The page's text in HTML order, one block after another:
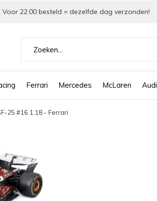
Ferrari Mercedes McLaren Audi
Voor 22:00 besteld = dezelfde dag verzonden!
25 #16 1:18 - Ferrari